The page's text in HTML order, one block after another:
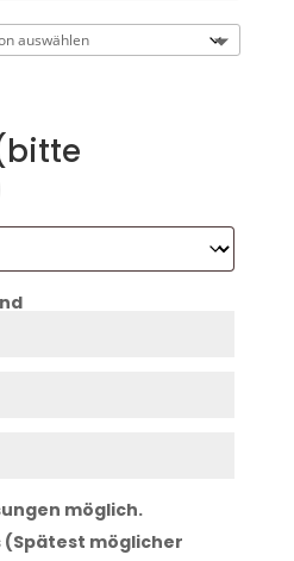
möglich.
(Spätest möglicher